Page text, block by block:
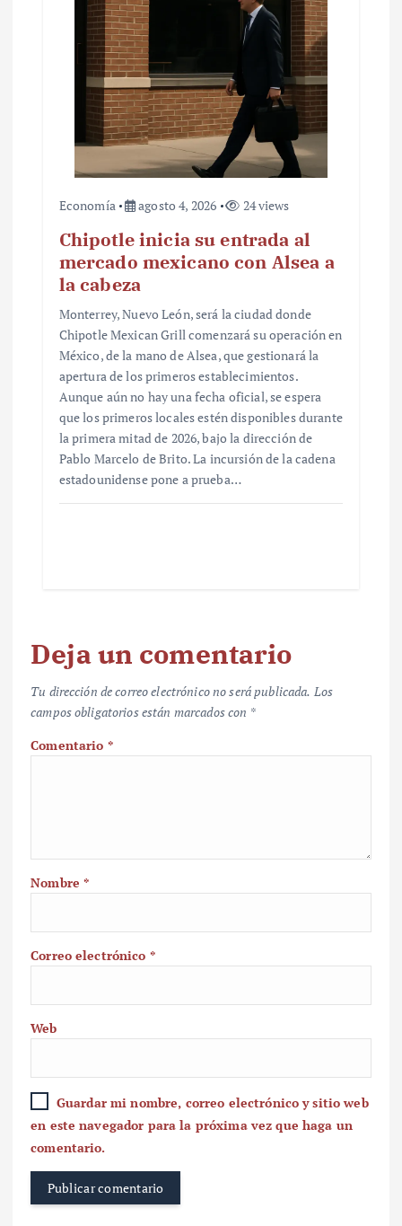
Economía agosto 4, 2026 24 views
Chipotle inicia su entrada al
mercado mexicano con Alsea a
la cabeza
Monterrey, Nuevo León, será la ciudad donde
Chipotle Mexican Grill comenzará su operación en
México, de la mano de Alsea, que gestionará la
apertura de los primeros establecimientos.
Aunque aún no hay una fecha oficial, se espera
que los primeros locales estén disponibles durante
la primera mitad de 2026, bajo la dirección de
Pablo Marcelo de Brito. La incursión de la cadena
estadounidense pone a prueba…
Deja un comentario
Tu dirección de correo electrónico no será publicada. Los
campos obligatorios están marcados con *
Comentario *
Nombre*
Correo electrónico *
Web
Guardar mi nombre, correo electrónico y sitio web
en este navegador para la próxima vez que haga un
comentario.